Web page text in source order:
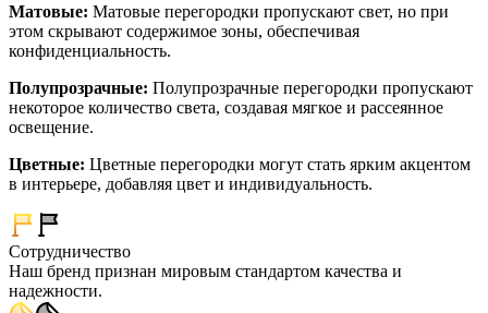
Матовые: Матовые перегородки пропускают свет, но при
этом скрывают содержимое зоны, обеспечивая
конфиденциальность.
Полупрозрачные: Полупрозрачные перегородки пропускают
некоторое количество света, создавая мягкое и рассеянное
освещение.
Цветные: Цветные перегородки могут стать ярким акцентом
в интерьере, добавляя цвет и индивидуальность.
Сотрудничество
Наш бренд признан мировым стандартом качества и
надежности.